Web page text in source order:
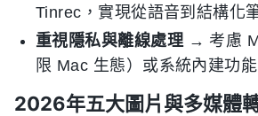
Tinrec，實現從語音到結構化
重視隱私與離線處理→ 考慮
限 Mac 生態）或系統內建功能
2026年五大圖片與多媒體